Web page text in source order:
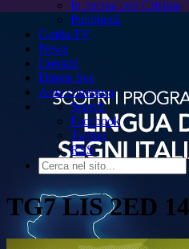
In cucina con Cristina
Pubblicità
Guida TV
News
Contatti
Dirette live
Area copertura
Search
Facebook
Twitter
RSS
TG7 LIS 2ED